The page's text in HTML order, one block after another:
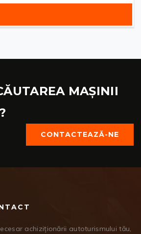
MAȘINII
CONTACTEAZĂ-NE
achiziționării autoturismului tău,